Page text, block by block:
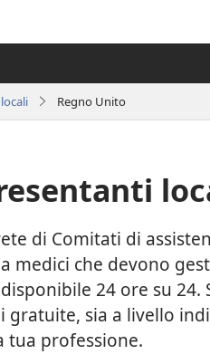
Regno Unito
di Comitati di
medici che devono
24 ore su 24.
gratuite, sia a livello
tua professione.